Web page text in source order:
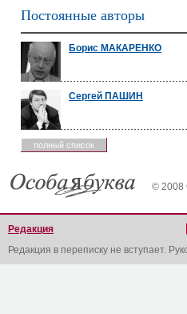
Постоянные авторы
Борис МАКАРЕНКО
Сергей ПАШИН
полный список
© 2008
Редакция
Редакция в переписку не вступает.